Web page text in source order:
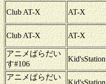
Club AT-X AT-X
Club AT-X AT-X
アニメぱらだい
す#106
Kid'sStation
アニメぱらだい